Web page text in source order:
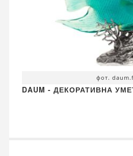
фот.
DAUM - ДЕКОРАТИВНА